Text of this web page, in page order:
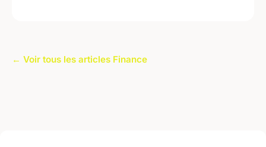
← Voir tous les articles Finance